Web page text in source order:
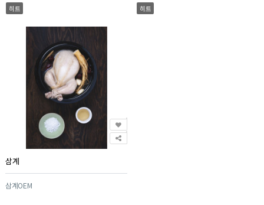
히트 히트
삼계
삼계OEM